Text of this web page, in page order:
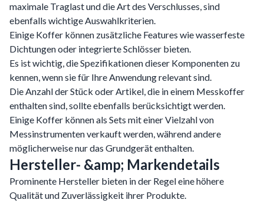
maximale Traglast und die Art des Verschlusses, sind
ebenfalls wichtige Auswahlkriterien.
Einige Koffer können zusätzliche Features wie wasserfeste
Dichtungen oder integrierte Schlösser bieten.
Es ist wichtig, die Spezifikationen dieser Komponenten zu
kennen, wenn sie für Ihre Anwendung relevant sind.
Die Anzahl der Stück oder Artikel, die in einem Messkoffer
enthalten sind, sollte ebenfalls berücksichtigt werden.
Einige Koffer können als Sets mit einer Vielzahl von
Messinstrumenten verkauft werden, während andere
möglicherweise nur das Grundgerät enthalten.
Hersteller- &amp; Markendetails
Prominente Hersteller bieten in der Regel eine höhere
Qualität und Zuverlässigkeit ihrer Produkte.